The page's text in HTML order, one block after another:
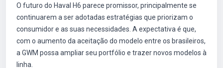
O futuro do Haval H6 parece promissor, principalmente se
continuarem a ser adotadas estratégias que priorizam o
consumidor e as suas necessidades. A expectativa é que,
com o aumento da aceitação do modelo entre os brasileiros,
a GWM possa ampliar seu portfólio e trazer novos modelos à
linha.